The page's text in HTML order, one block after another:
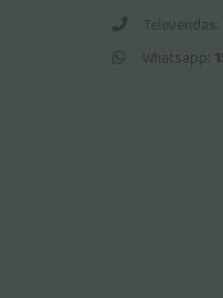
Televendas:
Whatsapp: